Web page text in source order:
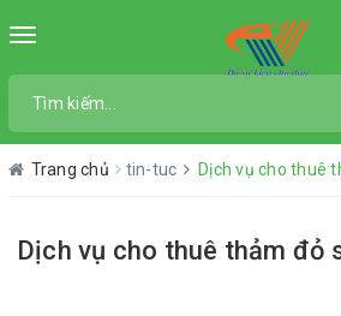
Toggle
Trang chủ tin-tuc Dịch vụ cho thuê
Dịch vụ cho thuê thảm đỏ